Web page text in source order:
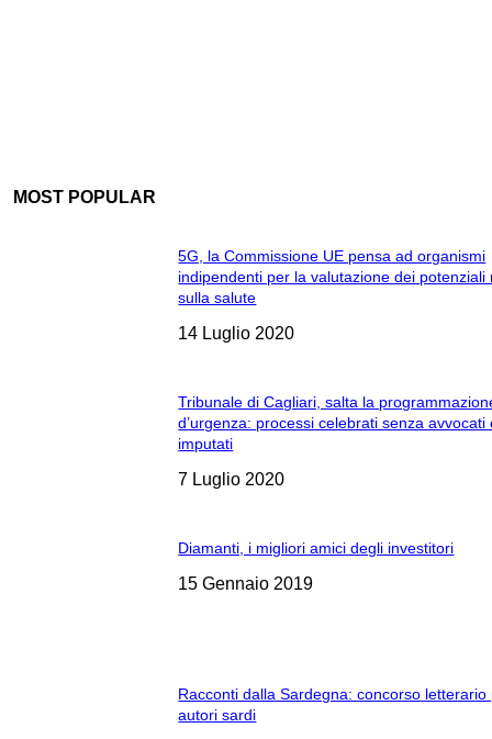
MOST POPULAR
5G, la Commissione UE pensa ad organismi
indipendenti per la valutazione dei potenziali
sulla salute
14 Luglio 2020
Tribunale di Cagliari, salta la
d’urgenza: processi celebrati senza avvocati
imputati
7 Luglio 2020
Diamanti, i migliori amici degli investitori
15 Gennaio 2019
Racconti dalla Sardegna: concorso letterario
autori sardi